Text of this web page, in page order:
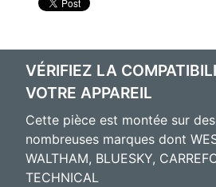
VÉRIFIEZ LA
VOTRE APPAREIL
Cette pièce est montée sur
nombreuses marques dont
WALTHAM, BLUESKY,
TECHNICAL